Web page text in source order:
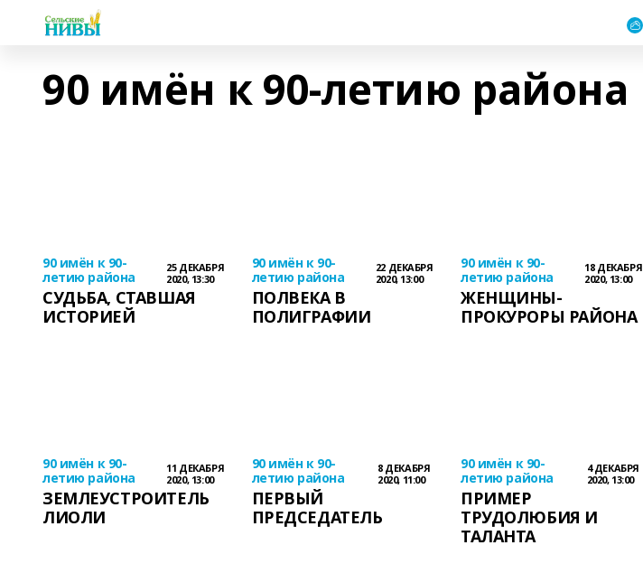
90 имён к 90-летию района
90 имён к 90-
летию района
25 ДЕКАБРЯ
2020, 13:30
СУДЬБА, СТАВШАЯ
ИСТОРИЕЙ
90 имён к 90-
летию района
22 ДЕКАБРЯ
2020, 13:00
ПОЛВЕКА В
ПОЛИГРАФИИ
90 имён к 90-
летию района
18 ДЕКАБРЯ
2020, 13:00
ЖЕНЩИНЫ-
ПРОКУРОРЫ РАЙОНА
90 имён к 90-
летию района
11 ДЕКАБРЯ
2020, 13:00
ЗЕМЛЕУСТРОИТЕЛЬ
ЛИОЛИ
90 имён к 90-
летию района
8 ДЕКАБРЯ
2020, 11:00
ПЕРВЫЙ
ПРЕДСЕДАТЕЛЬ
90 имён к 90-
летию района
4 ДЕКАБРЯ
2020, 13:00
ПРИМЕР
ТРУДОЛЮБИЯ И
ТАЛАНТА